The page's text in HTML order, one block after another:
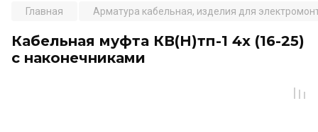
Главная Арматура кабельная, изделия для
Кабельная муфта КВ(Н)тп-1 4х (16-25)
с наконечниками